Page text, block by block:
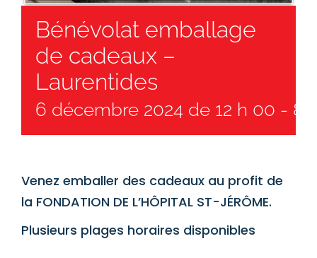
Bénévolat emballage
de cadeaux –
Laurentides
6 décembre 2024 de 12 h 00 - 8
Venez emballer des cadeaux au profit de
la FONDATION DE L’HÔPITAL ST-JÉRÔME.
Plusieurs plages horaires disponibles